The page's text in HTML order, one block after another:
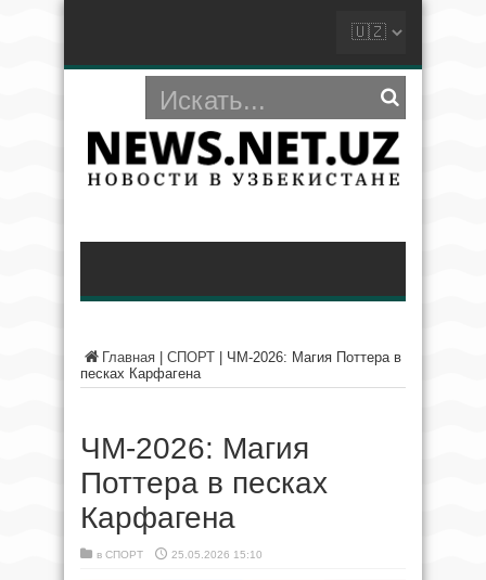
Главная СПОРТ
ЧМ-2026: Магия Поттера в
песках Карфагена
ЧМ-2026: Магия
Поттера в песках
Карфагена
в СПОРТ 25.05.2026 15:10